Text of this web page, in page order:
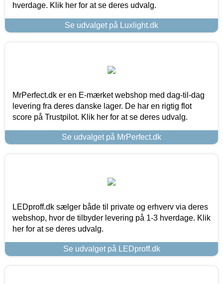
hverdage. Klik her for at se deres udvalg.
Se udvalget på Luxlight.dk
MrPerfect.dk er en E-mærket webshop med dag-til-dag
levering fra deres danske lager. De har en rigtig flot
score på Trustpilot. Klik her for at se deres udvalg.
Se udvalget på MrPerfect.dk
LEDproff.dk sælger både til private og erhverv via deres
webshop, hvor de tilbyder levering på 1-3 hverdage. Klik
her for at se deres udvalg.
Se udvalget på LEDproff.dk